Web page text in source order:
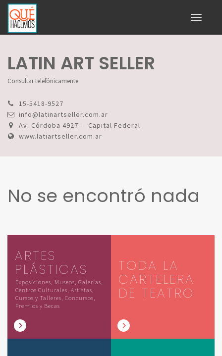
Toggle
LATIN ART SELLER
Consultar telefónicamente
15-5418-9527
info@latinartseller.com.ar
Av. Córdoba 4927 – Capital Federal
www.latiartseller.com.ar
No se encontró nada
ARTES
PLÁSTICAS
Exposiciones, Museos, Galerías,
Centros Culturales, Artistas,
Cursos y Talleres, Concursos,
Premios y Becas
TODA LA
CARTELERA
DE TEATRO